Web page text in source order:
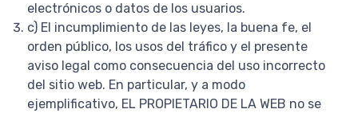
electrónicos o datos de los usuarios.
c) El incumplimiento de las leyes, la buena fe, el
orden público, los usos del tráfico y el presente
aviso legal como consecuencia del uso incorrecto
del sitio web. En particular, y a modo
ejemplificativo, EL PROPIETARIO DE LA WEB no se